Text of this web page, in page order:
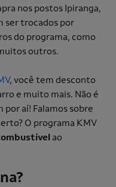
nos postos Ipiranga,
ser trocados por
do programa, como
outros.
, você tem desconto
e muito mais. Não é
por aí! Falamos sobre
O programa KMV
ao